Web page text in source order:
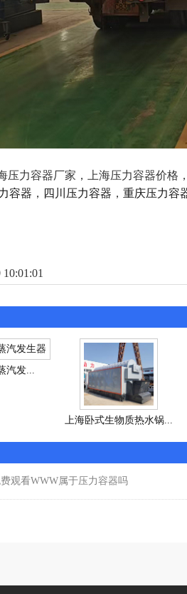
压力容器厂家，上海压力容器价格
容器 ， 四川压力容器 ， 重庆压力容
10:01:01
汽发...
上海卧式生物质热水锅...
观看WWW属于压力容器吗